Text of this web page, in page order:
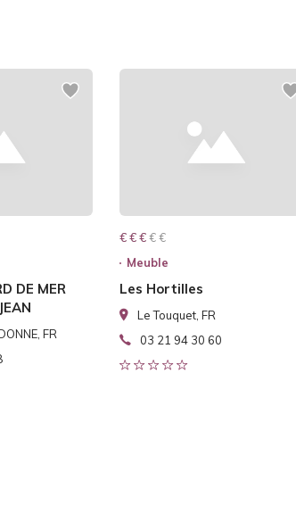
DE MER
FR
€ € € € €
€ € €
Meuble
Les Hortilles
Le Touquet, FR
03 21 94 30 60